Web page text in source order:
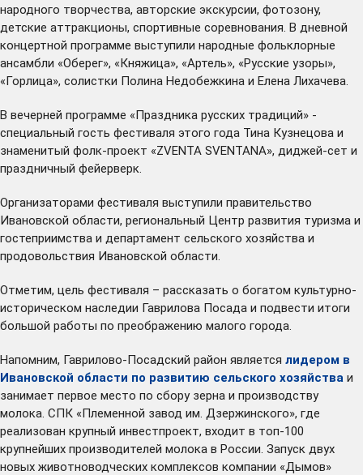
народного творчества, авторские экскурсии, фотозону,
детские аттракционы, спортивные соревнования. В дневной
концертной программе выступили народные фольклорные
ансамбли «Оберег», «Княжица», «Артель», «Русские узоры»,
«Горлица», солистки Полина Недобежкина и Елена Лихачева.
В вечерней программе «Праздника русских традиций» -
специальный гость фестиваля этого года Тина Кузнецова и
знаменитый фолк-проект «ZVENTA SVENTANA», диджей-сет и
праздничный фейерверк.
Организаторами фестиваля выступили правительство
Ивановской области, региональный Центр развития туризма и
гостеприимства и департамент сельского хозяйства и
продовольствия Ивановской области.
Отметим, цель фестиваля – рассказать о богатом культурно-
историческом наследии Гаврилова Посада и подвести итоги
большой работы по преображению малого города.
Напомним, Гаврилово-Посадский район является лидером в
Ивановской области по развитию сельского хозяйства и
занимает первое место по сбору зерна и производству
молока. СПК «Племенной завод им. Дзержинского», где
реализован крупный инвестпроект, входит в топ-100
крупнейших производителей молока в России. Запуск двух
новых животноводческих комплексов компании «Дымов»